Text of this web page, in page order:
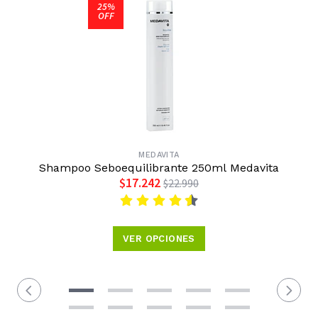
25%
OFF
MEDAVITA
Shampoo Seboequilibrante 250ml Medavita
$17.242 $22.990
VER OPCIONES